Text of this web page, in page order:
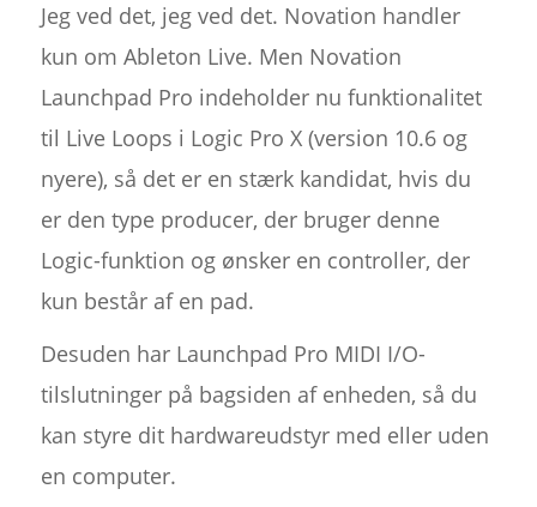
Jeg ved det, jeg ved det. Novation handler
kun om Ableton Live. Men Novation
Launchpad Pro indeholder nu funktionalitet
til Live Loops i Logic Pro X (version 10.6 og
nyere), så det er en stærk kandidat, hvis du
er den type producer, der bruger denne
Logic-funktion og ønsker en controller, der
kun består af en pad.
Desuden har Launchpad Pro MIDI I/O-
tilslutninger på bagsiden af enheden, så du
kan styre dit hardwareudstyr med eller uden
en computer.